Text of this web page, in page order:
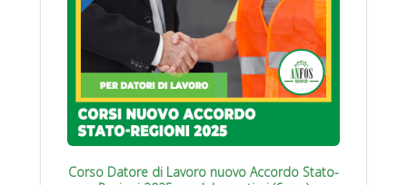
Corso Datore di Lavoro nuovo Accordo Stato-